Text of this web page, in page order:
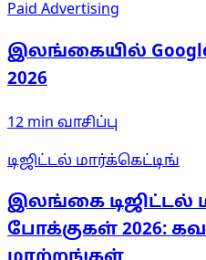
Paid Advertising
இலங்கையில்
2026
12 min வாசிப்பு
டிஜிட்டல் மார்க்கெட்டிங்
இலங்கை டிஜிட்டல்
போக்குகள் 2026: